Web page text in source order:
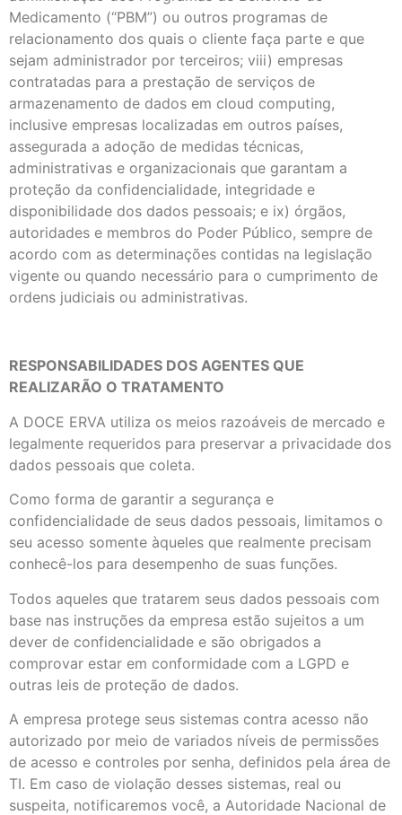
Medicamento (“PBM”) ou outros programas de
relacionamento dos quais o cliente faça parte e que
sejam administrador por terceiros; viii) empresas
contratadas para a prestação de serviços de
armazenamento de dados em cloud computing,
inclusive empresas localizadas em outros países,
assegurada a adoção de medidas técnicas,
administrativas e organizacionais que garantam a
proteção da confidencialidade, integridade e
disponibilidade dos dados pessoais; e ix) órgãos,
autoridades e membros do Poder Público, sempre de
acordo com as determinações contidas na legislação
vigente ou quando necessário para o cumprimento de
ordens judiciais ou administrativas.
RESPONSABILIDADES DOS AGENTES QUE
REALIZARÃO O TRATAMENTO
A DOCE ERVA utiliza os meios razoáveis de mercado e
legalmente requeridos para preservar a privacidade dos
dados pessoais que coleta.
Como forma de garantir a segurança e
confidencialidade de seus dados pessoais, limitamos o
seu acesso somente àqueles que realmente precisam
conhecê-los para desempenho de suas funções.
Todos aqueles que tratarem seus dados pessoais com
base nas instruções da empresa estão sujeitos a um
dever de confidencialidade e são obrigados a
comprovar estar em conformidade com a LGPD e
outras leis de proteção de dados.
A empresa protege seus sistemas contra acesso não
autorizado por meio de variados níveis de permissões
de acesso e controles por senha, definidos pela área de
TI. Em caso de violação desses sistemas, real ou
suspeita, notificaremos você, a Autoridade Nacional de